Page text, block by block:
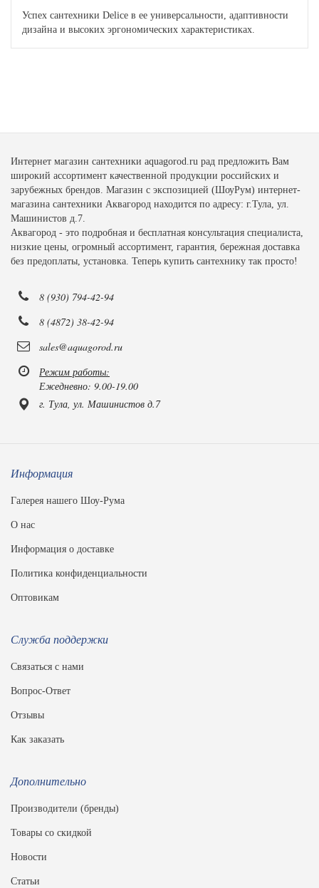
Успех сантехники Delice в ее универсальности, адаптивности
дизайна и высоких эргономических характеристиках.
Интернет магазин сантехники aquagorod.ru рад предложить Вам
широкий ассортимент качественной продукции российских и
зарубежных брендов. Магазин с экспозицией (ШоуРум) интернет-
магазина сантехники Аквагород находится по адресу: г.Тула, ул.
Машинистов д.7.
Аквагород - это подробная и бесплатная консультация специалиста,
низкие цены, огромный ассортимент, гарантия, бережная доставка
без предоплаты, установка. Теперь купить сантехнику так просто!
8 (930) 794-42-94
8 (4872) 38-42-94
sales@aquagorod.ru
Режим работы:
Ежедневно: 9.00-19.00
г. Тула, ул. Машинистов д.7
Информация
Галерея нашего Шоу-Рума
О нас
Информация о доставке
Политика конфиденциальности
Оптовикам
Служба поддержки
Связаться с нами
Вопрос-Ответ
Отзывы
Как заказать
Дополнительно
Производители (бренды)
Товары со скидкой
Новости
Статьи